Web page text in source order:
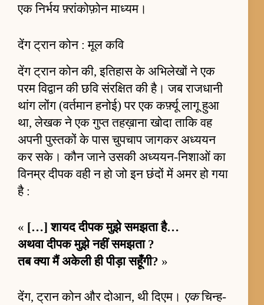
एक निर्भय फ़्रांकोफ़ोन माध्यम।
देंग ट्रान कोन : मूल कवि
देंग ट्रान कोन की, इतिहास के अभिलेखों ने एक
परम विद्वान की छवि संरक्षित की है। जब राजधानी
थांग लोंग (वर्तमान हनोई) पर एक कर्फ़्यू लागू हुआ
था, लेखक ने एक गुप्त तहख़ाना खोदा ताकि वह
अपनी पुस्तकों के पास चुपचाप जागकर अध्ययन
कर सके। कौन जाने उसकी अध्ययन-निशाओं का
विनम्र दीपक वही न हो जो इन छंदों में अमर हो गया
है :
« […] शायद दीपक मुझे समझता है…
अथवा दीपक मुझे नहीं समझता ?
तब क्या मैं अकेली ही पीड़ा सहूँगी? »
देंग, ट्रान कोन और दोआन, थी दिएम। एकचिन्ह-